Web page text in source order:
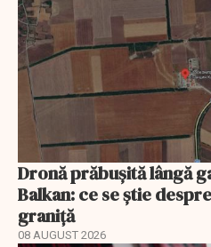
Dronă prăbușită lângă
Balkan: ce se știe
graniță
08 AUGUST 2026